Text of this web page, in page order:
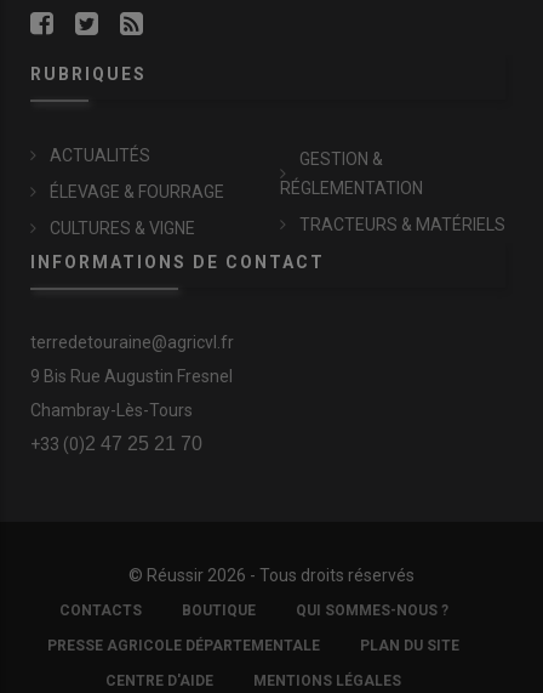
RUBRIQUES
ACTUALITÉS
ÉLEVAGE & FOURRAGE
CULTURES & VIGNE
GESTION &
RÉGLEMENTATION
TRACTEURS & MATÉRIELS
INFORMATIONS DE CONTACT
terredetouraine@agricvl.fr
9 Bis Rue Augustin Fresnel
Chambray-Lès-Tours
+33 (0)2 47 25 21 70
© Réussir 2026 - Tous droits réservés
FOOTER
COPYRIGHT
CONTACTS BOUTIQUE QUI SOMMES-NOUS ?
PRESSE AGRICOLE DÉPARTEMENTALE PLAN DU SITE
CENTRE D'AIDE MENTIONS LÉGALES